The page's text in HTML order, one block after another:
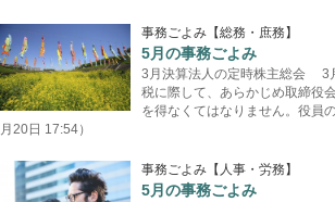
事務ごよみ【総務・庶務】
5月の事務ごよみ
3月決算法人の定時株主総会 3
税に際して、あらかじめ取締役
を得なくてはなりません。役
月20日 17:54）
事務ごよみ【人事・労務】
5月の事務ごよみ